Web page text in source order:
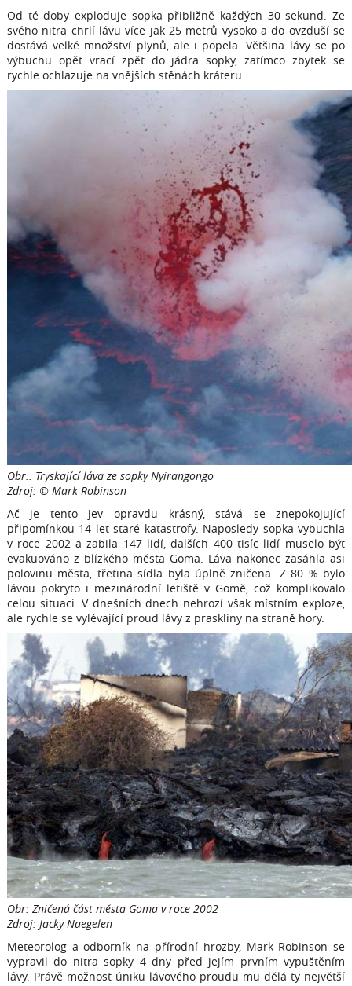
Od té doby exploduje sopka přibližně každých 30 sekund. Ze
svého nitra chrlí lávu více jak 25 metrů vysoko a do ovzduší se
dostává velké množství plynů, ale i popela. Většina lávy se po
výbuchu opět vrací zpět do jádra sopky, zatímco zbytek se
rychle ochlazuje na vnějších stěnách kráteru.
Obr.: Tryskající láva ze sopky Nyirangongo
Zdroj: © Mark Robinson
Ač je tento jev opravdu krásný, stává se znepokojující
připomínkou 14 let staré katastrofy. Naposledy sopka vybuchla
v roce 2002 a zabila 147 lidí, dalších 400 tisíc lidí muselo být
evakuováno z blízkého města Goma. Láva nakonec zasáhla asi
polovinu města, třetina sídla byla úplně zničena. Z 80 % bylo
lávou pokryto i mezinárodní letiště v Gomě, což komplikovalo
celou situaci. V dnešních dnech nehrozí však místním exploze,
ale rychle se vylévající proud lávy z praskliny na straně hory.
Obr: Zničená část města Goma v roce 2002
Zdroj: Jacky Naegelen
Meteorolog a odborník na přírodní hrozby, Mark Robinson se
vypravil do nitra sopky 4 dny před jejím prvním vypuštěním
lávy. Právě možnost úniku lávového proudu mu dělá ty největší